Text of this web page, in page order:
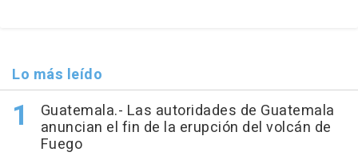
Lo más leído
Guatemala.- Las autoridades de Guatemala
anuncian el fin de la erupción del volcán de
Fuego